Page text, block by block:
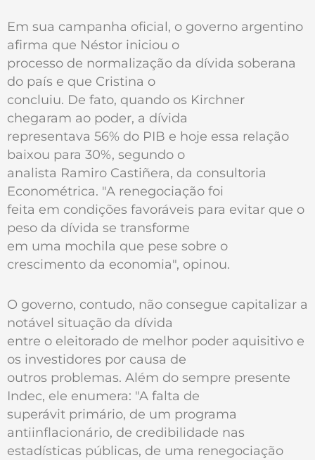
Em sua campanha oficial, o governo argentino
afirma que Néstor iniciou o
processo de normalização da dívida soberana
do país e que Cristina o
concluiu. De fato, quando os Kirchner
chegaram ao poder, a dívida
representava 56% do PIB e hoje essa relação
baixou para 30%, segundo o
analista Ramiro Castiñera, da consultoria
Econométrica. "A renegociação foi
feita em condições favoráveis para evitar que o
peso da dívida se transforme
em uma mochila que pese sobre o
crescimento da economia", opinou.
O governo, contudo, não consegue capitalizar a
notável situação da dívida
entre o eleitorado de melhor poder aquisitivo e
os investidores por causa de
outros problemas. Além do sempre presente
Indec, ele enumera: "A falta de
superávit primário, de um programa
antiinflacionário, de credibilidade nas
estadísticas públicas, de uma renegociação